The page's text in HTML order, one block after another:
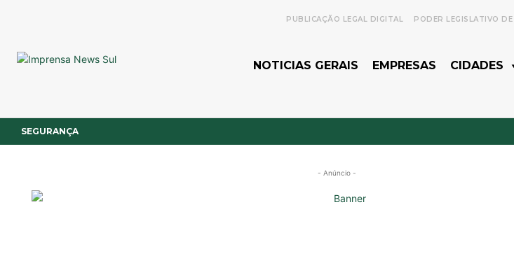
PUBLICAÇÃO LEGAL DIGITAL PODER LEGISLATIVO
NOTICIAS GERAIS EMPRESAS CIDADES
SEGURANÇA
- Anúncio -